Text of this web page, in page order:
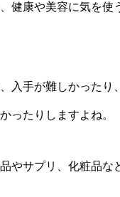
健康や美容に気を使
入手が難しかった
ったりしますよね。
やサプリ、化粧品な